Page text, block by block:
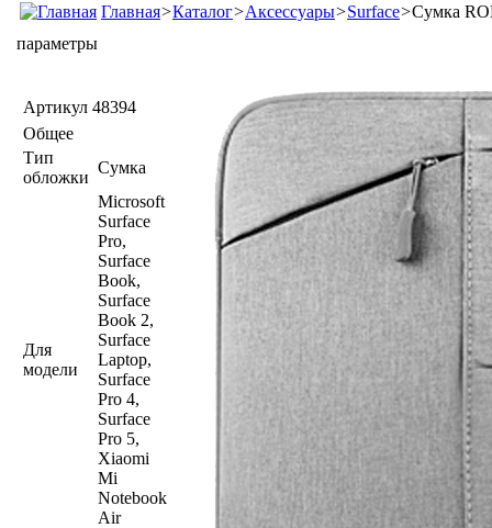
Главная>Каталог>Аксессуары>Surface>Сумка
параметры
Артикул 48394
Общее
Тип
обложки
Сумка
Для
модели
Microsoft
Surface
Pro,
Surface
Book,
Surface
Book 2,
Surface
Laptop,
Surface
Pro 4,
Surface
Pro 5,
Xiaomi
Mi
Notebook
Air